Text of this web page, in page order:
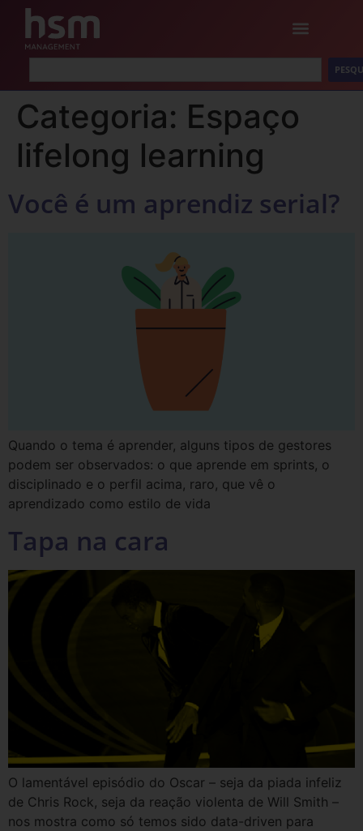
Categoria: Espaço
lifelong learning
Você é um aprendiz serial?
Quando o tema é aprender, alguns tipos de gestores
podem ser observados: o que aprende em sprints, o
disciplinado e o perfil acima, raro, que vê o
aprendizado como estilo de vida
Tapa na cara
O lamentável episódio do Oscar – seja da piada infeliz
de Chris Rock, seja da reação violenta de Will Smith –
nos mostra como só temos sido data-driven para